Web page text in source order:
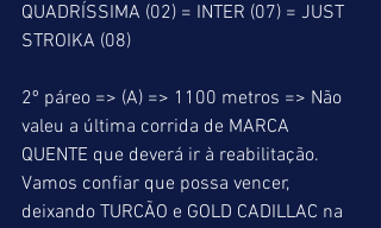
QUADRÍSSIMA (02) = INTER (07) = JUST
STROIKA (08)
2º páreo => (A) => 1100 metros => Não
valeu a última corrida de MARCA
QUENTE que deverá ir à reabilitação.
Vamos confiar que possa vencer,
deixando TURCÃO e GOLD CADILLAC na